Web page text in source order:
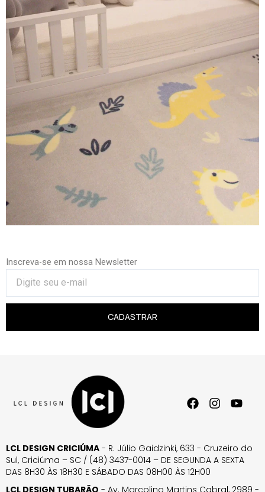
Inscreva-se em nossa Newsletter
CADASTRAR
LCL DESIGN CRICIÚMA - R. Júlio Gaidzinki, 633 - Cruzeiro do
Sul, Criciúma – SC / (48) 3437-0014 – DE SEGUNDA A SEXTA
DAS 8H30 ÀS 18H30 E SÁBADO DAS 08H00 ÀS 12H00